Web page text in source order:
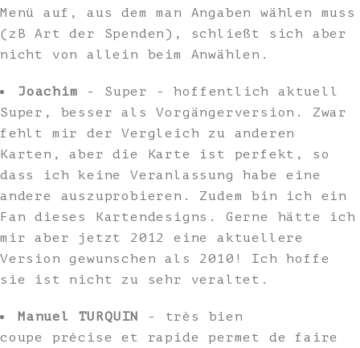
Menü auf, aus dem man Angaben wählen muss
(zB Art der Spenden), schließt sich aber
nicht von allein beim Anwählen.
Joachim - Super - hoffentlich aktuell
Super, besser als Vorgängerversion. Zwar
fehlt mir der Vergleich zu anderen
Karten, aber die Karte ist perfekt, so
dass ich keine Veranlassung habe eine
andere auszuprobieren. Zudem bin ich ein
Fan dieses Kartendesigns. Gerne hätte ich
mir aber jetzt 2012 eine aktuellere
Version gewunschen als 2010! Ich hoffe
sie ist nicht zu sehr veraltet.
Manuel TURQUIN
- très bien
coupe précise et rapide permet de faire